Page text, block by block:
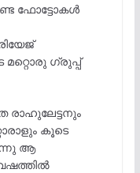
ഫോട്ടോകൾ
മറ്റൊരു ഗ്രുപ്പ്
കൂടെ
ആ